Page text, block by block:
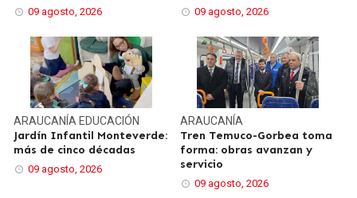
09 agosto, 2026 09 agosto, 2026
ARAUCANÍA EDUCACIÓN
Jardín Infantil Monteverde:
más de cinco décadas
09 agosto, 2026
ARAUCANÍA
Tren Temuco-Gorbea toma
forma: obras avanzan y
servicio
09 agosto, 2026